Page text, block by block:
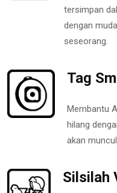
tersimpan
dengan
seseorang.
Tag
Membantu
hilang
akan
Silsilah